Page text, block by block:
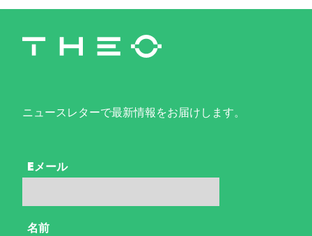
ニュースレターで最新情報をお届けします。
Eメール
名前